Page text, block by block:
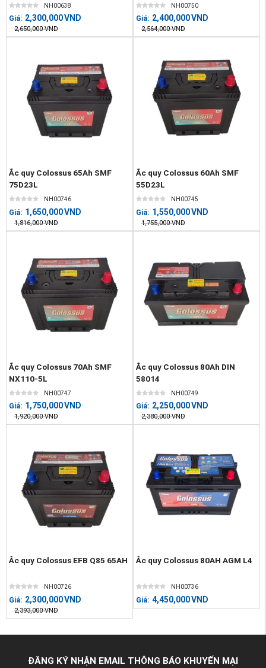
NH00638
Giá: 2,300,000VND
2,650,000 VND
NH00750
Giá: 2,400,000VND
2,564,000 VND
Ắc quy Colossus 65Ah SMF
75D23L
NH00746
Giá: 1,650,000VND
1,816,000 VND
Ắc quy Colossus 60Ah SMF
55D23L
NH00745
Giá: 1,550,000VND
1,755,000 VND
Ắc quy Colossus 70Ah SMF
NX110-5L
NH00747
Giá: 1,750,000VND
1,920,000 VND
Ắc quy Colossus 80Ah DIN
58014
NH00749
Giá: 2,250,000VND
2,380,000 VND
Ắc quy Colossus EFB Q85 65AH
NH00726
Giá: 2,300,000VND
2,393,000 VND
Ắc quy Colossus 80AH AGM L4
NH00736
Giá: 4,450,000VND
ĐĂNG KÝ NHẬN EMAIL THÔNG BÁO KHUYẾN MẠI